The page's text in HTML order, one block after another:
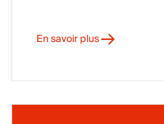
En savoir plus